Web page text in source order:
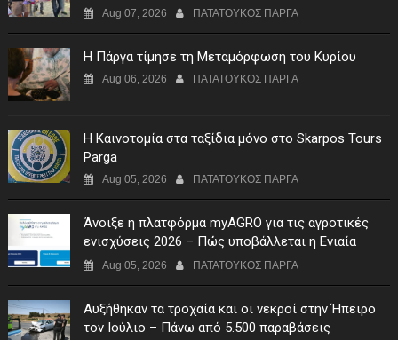
Aug 07, 2026 ΠΑΤΑΤΟΥΚΟΣ ΠΑΡΓΑ
Η Πάργα τίμησε τη Μεταμόρφωση του Κυρίου
Aug 06, 2026 ΠΑΤΑΤΟΥΚΟΣ ΠΑΡΓΑ
Η Καινοτομία στα ταξίδια μόνο στο Skarpos Tours
Parga
Aug 05, 2026 ΠΑΤΑΤΟΥΚΟΣ ΠΑΡΓΑ
Άνοιξε η πλατφόρμα myAGRO για τις αγροτικές
ενισχύσεις 2026 – Πώς υποβάλλεται η Ενιαία
Αίτηση Ενίσχυσης
Aug 05, 2026 ΠΑΤΑΤΟΥΚΟΣ ΠΑΡΓΑ
Αυξήθηκαν τα τροχαία και οι νεκροί στην Ήπειρο
τον Ιούλιο – Πάνω από 5.500 παραβάσεις